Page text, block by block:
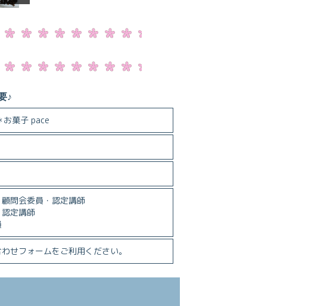
♪
お菓子 pace
問会委員・認定講師
定講師
せフォームをご利用ください。